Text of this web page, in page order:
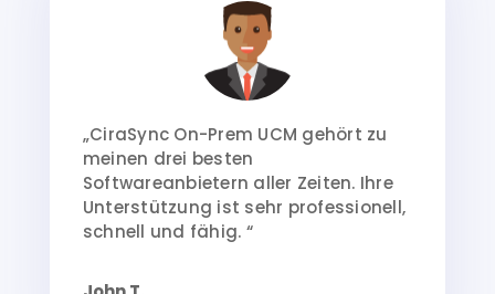
„CiraSync On-Prem UCM gehört zu
meinen drei besten
Softwareanbietern aller Zeiten. Ihre
Unterstützung ist sehr professionell,
schnell und fähig. “